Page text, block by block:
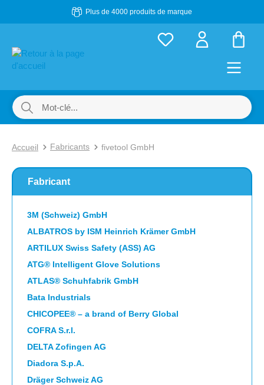
Passer au contenu principalPlus de 4000 produits de marque
Accueil Fabricants fivetool GmbH
Fabricant
3M (Schweiz) GmbH
ALBATROS by ISM Heinrich Krämer GmbH
ARTILUX Swiss Safety (ASS) AG
ATG® Intelligent Glove Solutions
ATLAS® Schuhfabrik GmbH
Bata Industrials
CHICOPEE® – a brand of Berry Global
COFRA S.r.l.
DELTA Zofingen AG
Diadora S.p.A.
Dräger Schweiz AG